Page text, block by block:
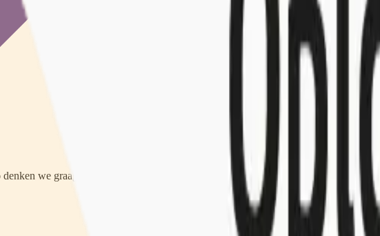
we graag met je mee! Je kunt ons bellen of mailen, of anoniem met ons